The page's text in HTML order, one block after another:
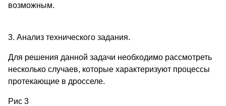
возможным.
3. Анализ технического задания.
Для решения данной задачи необходимо рассмотреть
несколько случаев, которые характеризуют процессы
протекающие в дросселе.
Рис 3